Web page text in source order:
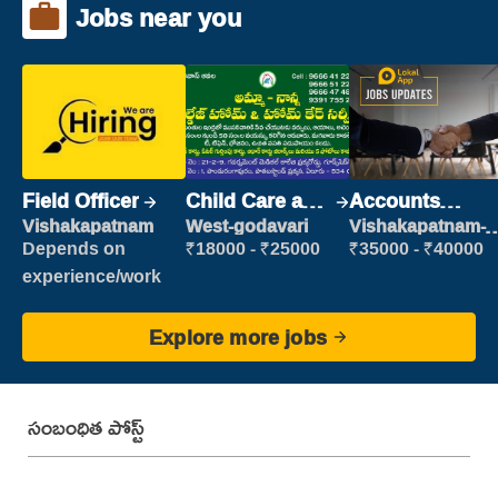
Jobs near you
Field Officer
Vishakapatnam
Depends on
experience/work
Child Care and
Patient care
West-godavari
₹18000 - ₹25000
Accounts
Clerk
Vishakapatnam-
new
₹35000 - ₹40000
Explore more jobs
సంబంధిత పోస్ట్